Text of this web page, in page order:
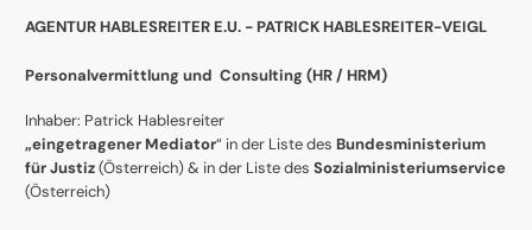
AGENTUR HABLESREITER E.U. - PATRICK HABLESREITER-VEIGL
Personalvermittlung und Consulting (HR / HRM)
Inhaber: Patrick Hablesreiter
„eingetragener Mediator“ in der Liste des Bundesministerium
für Justiz(Österreich) & in der Liste des Sozialministeriumservice
(Österreich)